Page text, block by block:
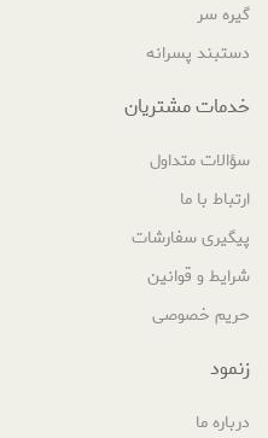
گیره سر
دستبند پسرانه
خدمات مشتریان
سؤالات متداول
ارتباط با ما
پیگیری سفارشات
شرایط و قوانین
حریم خصوصی
زنمود
درباره ما